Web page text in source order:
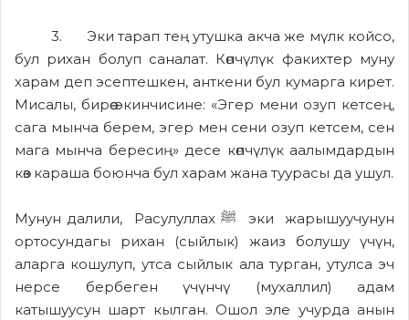
3. Эки тарап тең утушка акча же мүлк койсо,
бул рихан болуп саналат. Көпчүлүк факихтер муну
харам деп эсептешкен, анткени бул кумарга кирет.
Мисалы, бирөө экинчисине: «Эгер мени озуп кетсең,
сага мынча берем, эгер мен сени озуп кетсем, сен
мага мынча бересиң» десе көпчүлүк аалымдардын
көз караша боюнча бул харам жана туурасы да ушул.
Мунун далили, Расулуллах ﷺ эки жарышуучунун
ортосундагы рихан (сыйлык) жаиз болушу үчүн,
аларга кошулуп, утса сыйлык ала турган, утулса эч
нерсе бербеген үчүнчү (мухаллил) адам
катышуусун шарт кылган. Ошол эле учурда анын